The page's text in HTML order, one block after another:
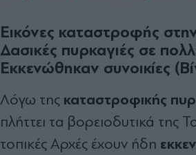
Εικόνες καταστροφής
Δασικές πυρκαγιές σε
Εκκενώθηκαν συνοικίες
Λόγω της καταστροφικής
πλήττει τα βορειοδυτικά της
τοπικές Αρχές έχουν ήδη